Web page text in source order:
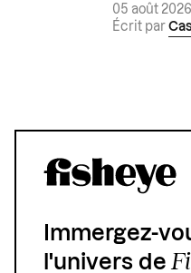
05 août 2026
Écrit par
Immergez-
l'univers de